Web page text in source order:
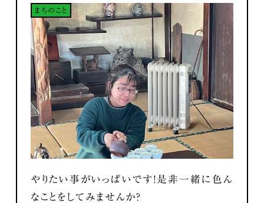
まちのこと
やりたい事がいっぱいです！是非一緒に色ん
なことをしてみませんか？